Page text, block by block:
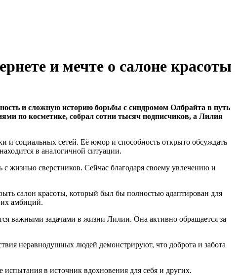
и мечте о салоне красоты
и сложную историю борьбы с синдромом Олбрайта в путь
по косметике, собрал сотни тысяч подписчиков, а Лилия
и социальных сетей. Её юмор и способность открыто обсуждать
в аналогичной ситуации.
жизнью сверстников. Сейчас благодаря своему увлечению и
салон красоты, который был бы полностью адаптирован для
амбиций.
важными задачами в жизни Лилии. Она активно обращается за
неравнодушных людей демонстрируют, что доброта и забота
в источник вдохновения для себя и других.